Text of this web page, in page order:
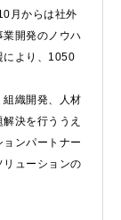
月からは社外
開発のノウハ
により、1050
織開発、人材
決を行ううえ
ンパートナー
ューションの